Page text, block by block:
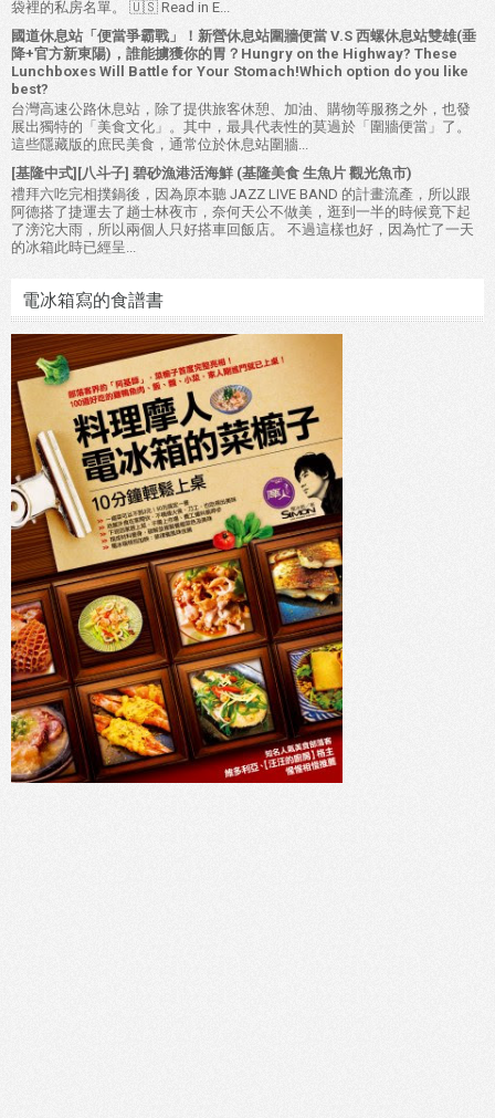
袋裡的私房名單。 🇺🇸 Read in E...
國道休息站「便當爭霸戰」！新營休息站圍牆便當 V.S 西螺休息站雙雄(垂
降+官方新東陽)，誰能擄獲你的胃？Hungry on the Highway? These
Lunchboxes Will Battle for Your Stomach!Which option do you like
best?
台灣高速公路休息站，除了提供旅客休憩、加油、購物等服務之外，也發
展出獨特的「美食文化」。其中，最具代表性的莫過於「圍牆便當」了。
這些隱藏版的庶民美食，通常位於休息站圍牆...
[基隆中式][八斗子] 碧砂漁港活海鮮 (基隆美食 生魚片 觀光魚市)
禮拜六吃完相撲鍋後，因為原本聽 JAZZ LIVE BAND 的計畫流產，所以跟
阿德搭了捷運去了趟士林夜市，奈何天公不做美，逛到一半的時候竟下起
了滂沱大雨，所以兩個人只好搭車回飯店。 不過這樣也好，因為忙了一天
的冰箱此時已經呈...
電冰箱寫的食譜書